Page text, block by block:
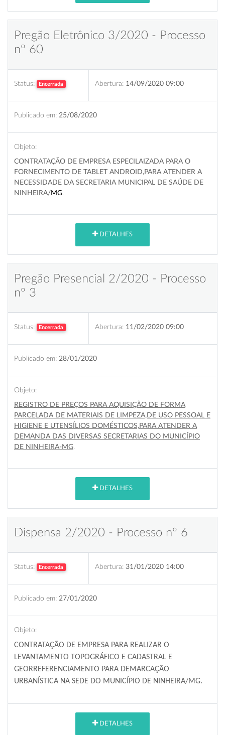
Pregão Eletrônico 3/2020 - Processo
nº 60
Status: Encerrada Abertura: 14/09/2020 09:00
Publicado em: 25/08/2020
Objeto:
CONTRATAÇÃO DE EMPRESA ESPECILAIZADA PARA O
FORNECIMENTO DE TABLET ANDROID,PARA ATENDER A
NECESSIDADE DA SECRETARIA MUNICIPAL DE SAÚDE DE
NINHEIRA/MG
DETALHES
Pregão Presencial 2/2020 - Processo
nº 3
Status: Encerrada Abertura: 11/02/2020 09:00
Publicado em: 28/01/2020
Objeto:
REGISTRO DE PREÇOS PARA AQUISIÇÃO DE FORMA
PARCELADA DE MATERIAIS DE LIMPEZA,DE USO PESSOAL E
HIGIENE E UTENSÍLIOS DOMÉSTICOS,PARA ATENDER A
DEMANDA DAS DIVERSAS SECRETARIAS DO MUNICÍPIO
DE NINHEIRA-MG
DETALHES
Dispensa 2/2020 - Processo nº 6
Status: Encerrada Abertura: 31/01/2020 14:00
Publicado em: 27/01/2020
Objeto:
CONTRATAÇÃO DE EMPRESA PARA REALIZAR O
LEVANTAMENTO TOPOGRÁFICO E CADASTRAL E
GEORREFERENCIAMENTO PARA DEMARCAÇÃO
URBANÍSTICA NA SEDE DO MUNICÍPIO DE NINHEIRA/MG.
DETALHES